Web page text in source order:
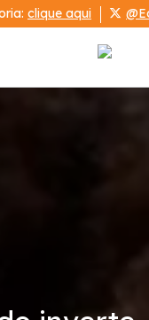
clique aqui